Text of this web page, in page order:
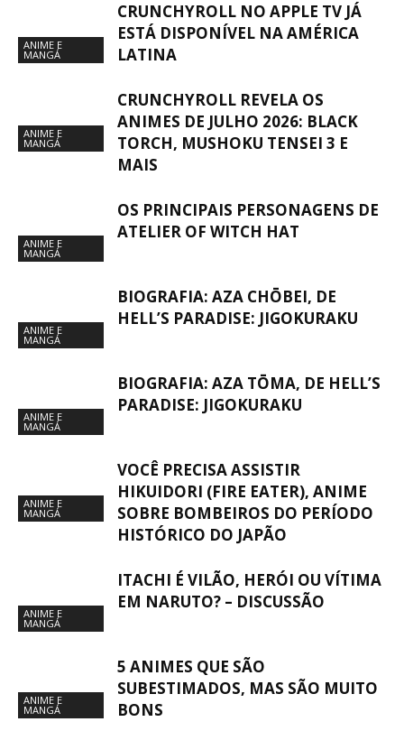
ANIME E
MANGÁ
CRUNCHYROLL NO APPLE TV JÁ
ESTÁ DISPONÍVEL NA AMÉRICA
LATINA
ANIME E
MANGÁ
CRUNCHYROLL REVELA OS
ANIMES DE JULHO 2026: BLACK
TORCH, MUSHOKU TENSEI 3 E
MAIS
ANIME E
MANGÁ
OS PRINCIPAIS PERSONAGENS DE
ATELIER OF WITCH HAT
ANIME E
MANGÁ
BIOGRAFIA: AZA CHŌBEI, DE
HELL’S PARADISE: JIGOKURAKU
ANIME E
MANGÁ
BIOGRAFIA: AZA TŌMA, DE HELL’S
PARADISE: JIGOKURAKU
ANIME E
MANGÁ
VOCÊ PRECISA ASSISTIR
HIKUIDORI (FIRE EATER), ANIME
SOBRE BOMBEIROS DO PERÍODO
HISTÓRICO DO JAPÃO
ANIME E
MANGÁ
ITACHI É VILÃO, HERÓI OU VÍTIMA
EM NARUTO? – DISCUSSÃO
ANIME E
MANGÁ
5 ANIMES QUE SÃO
SUBESTIMADOS, MAS SÃO MUITO
BONS